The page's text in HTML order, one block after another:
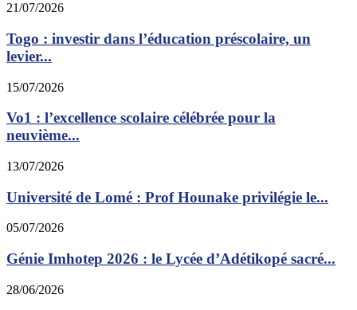
21/07/2026
Togo : investir dans l’éducation préscolaire, un
levier...
15/07/2026
Vo1 : l’excellence scolaire célébrée pour la
neuvième...
13/07/2026
Université de Lomé : Prof Hounake privilégie le...
05/07/2026
Génie Imhotep 2026 : le Lycée d’Adétikopé sacré...
28/06/2026